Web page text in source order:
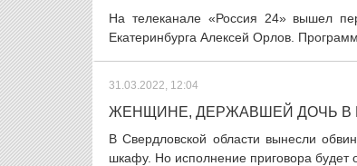
На телеканале «Россия 24» вышел
Екатеринбурга Алексей Орлов.
31.03.2022, 12:04
ЖЕНЩИНЕ, ДЕРЖАВШЕЙ ДОЧЬ В
В Свердловской области вынесли
шкафу. Но исполнение приговора будет